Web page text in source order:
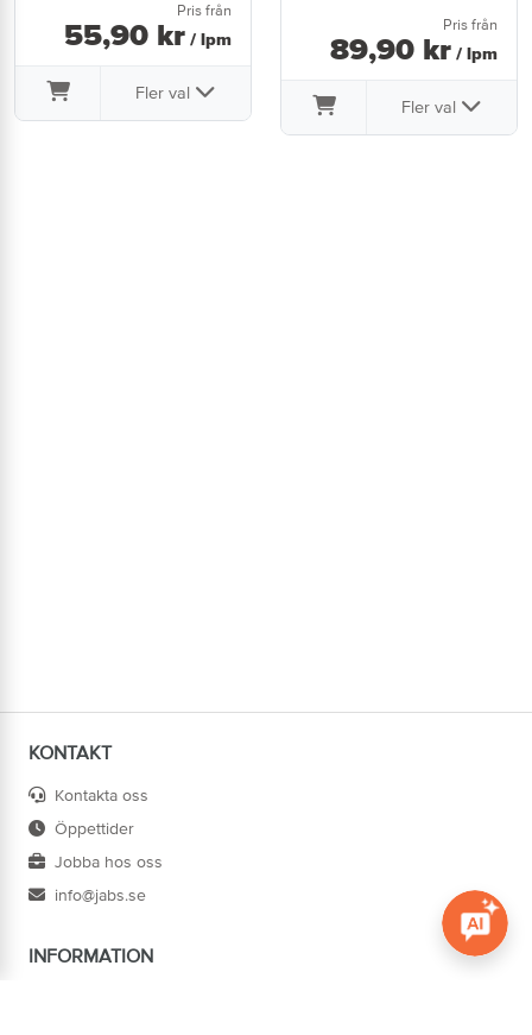
Pris från
55,90 kr / lpm
Fler val
Pris från
89,90 kr / lpm
Fler val
KONTAKT
Kontakta oss
Öppettider
Jobba hos oss
info@jabs.se
INFORMATION